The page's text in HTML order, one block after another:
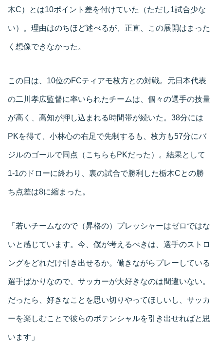
木C）とは10ポイント差を付けていた（ただし1試合少な
い）。理由はのちほど述べるが、正直、この展開はまった
く想像できなかった。
この日は、10位のFCティアモ枚方との対戦。元日本代表
の二川孝広監督に率いられたチームは、個々の選手の技量
が高く、高知が押し込まれる時間帯が続いた。38分には
PKを得て、小林心の右足で先制するも、枚方も57分にバ
ジルのゴールで同点（こちらもPKだった）。結果として
1-1のドローに終わり、裏の試合で勝利した栃木Cとの勝
ち点差は8に縮まった。
「若いチームなので（昇格の）プレッシャーはゼロではな
いと感じています。今、僕が考えるべきは、選手のストロ
ングをどれだけ引き出せるか。働きながらプレーしている
選手ばかりなので、サッカーが大好きなのは間違いない。
だったら、好きなことを思い切りやってほしいし、サッカ
ーを楽しむことで彼らのポテンシャルを引き出せればと思
います」